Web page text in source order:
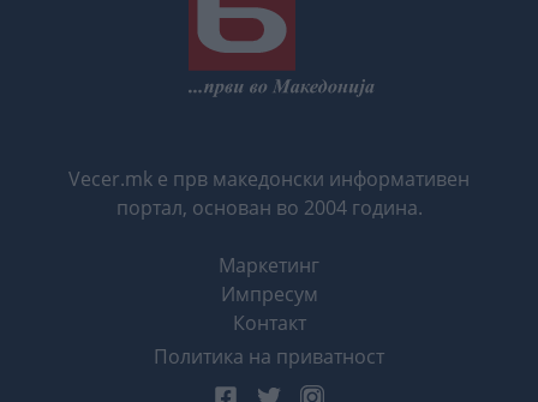
Vecer.mk е прв македонски информативен
портал, основан во 2004 година.
Маркетинг
Импресум
Контакт
Политика на приватност